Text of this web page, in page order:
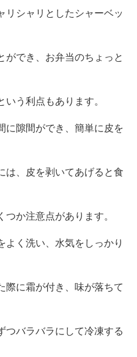
リシャリとしたシャーベッ
ができ、お弁当のちょっと
いう利点もあります。
に隙間ができ、簡単に皮を
は、皮を剥いてあげると食
か注意点があります。
よく洗い、水気をしっかり
際に霜が付き、味が落ちて
つバラバラにして冷凍する